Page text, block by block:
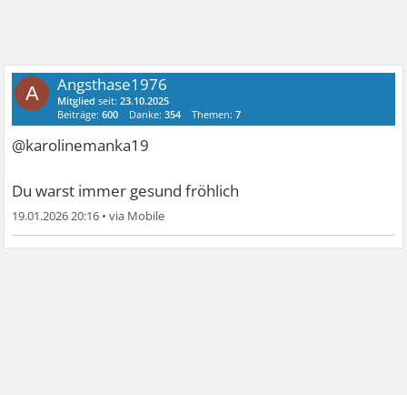
A Angsthase1976
Mitglied seit:23.10.2025
Beiträge:600 Danke:354 Themen:7
@karolinemanka19
Du warst immer gesund fröhlich
19.01.2026 20:16 •